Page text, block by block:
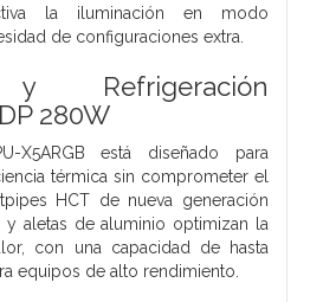
la iluminación en modo
de configuraciones extra.
y Refrigeración
280W
X5ARGB está diseñado para
térmica sin comprometer el
HCT de nueva generación
aletas de aluminio optimizan la
con una capacidad de hasta
equipos de alto rendimiento.